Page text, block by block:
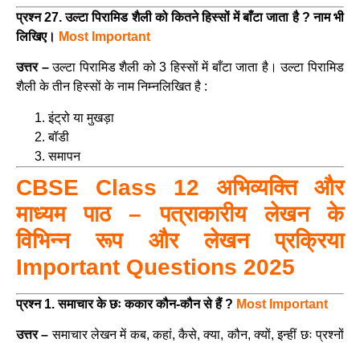
प्रश्न 27. उल्टा पिरामिड शैली को कितने हिस्सों में बाँटा जाता है ? नाम भी
लिखिए। Most Important
उत्तर –उल्टा पिरामिड शैली को 3 हिस्सों में बाँटा जाता है।उल्टा पिरामिड
शैली के तीन हिस्सों के नाम निम्नलिखित है :
इंट्रो या मुखड़ा
बॉडी
समापन
CBSE Class 12 अभिव्यक्ति और
माध्यम पाठ – पत्राकारीय लेखन के
विभिन्न रूप और लेखन प्रक्रिया
Important Questions 2025
प्रश्न 1. समाचार के छः ककार कौन-कौन से हैं ? Most Important
उत्तर – समाचार लेखन में कब, कहां, कैसे, क्या, कौन, क्यों, इन्हीं छः प्रश्नों